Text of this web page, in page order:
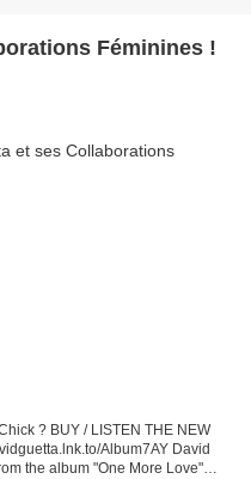
Féminines !
? BUY / LISTEN THE NEW
Album7AY David
the album "One More Love"